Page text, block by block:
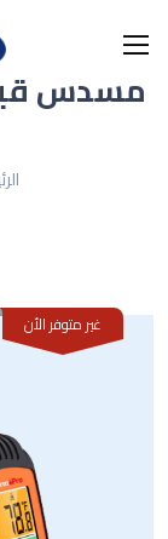
مسدس
غير متوفر الأن